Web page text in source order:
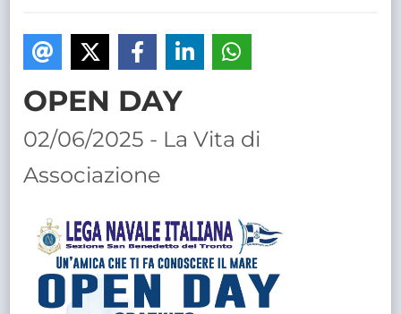
OPEN DAY
02/06/2025 - La Vita di
Associazione